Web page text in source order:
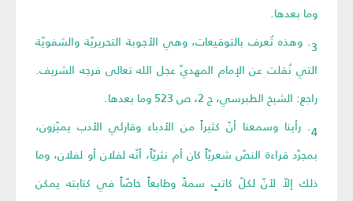
وما بعدها.
3. وهذه تُعرف بالتوقيعات، وهي الأجوبة التحريريّة والشفويّة
التي نُقلت عن الإمام المهديّ عجل الله تعالى فرجه الشريف.
راجع: الشيخ الطبرسي، ج 2، ص 523 وما بعدها.
4. رأينا وسمعنا أنّ كثيراً من الأدباء وقارئي الأدب يميّزون،
بمجرّد قراءة النصّ شعريّاً كان أم نثريّاً، أنّه لفلان أو لفلان، وما
ذلك إلاّ لأنّ لكلّ كاتبٍ سمةً وطابعاً خاصّاً في كتابته يمكن